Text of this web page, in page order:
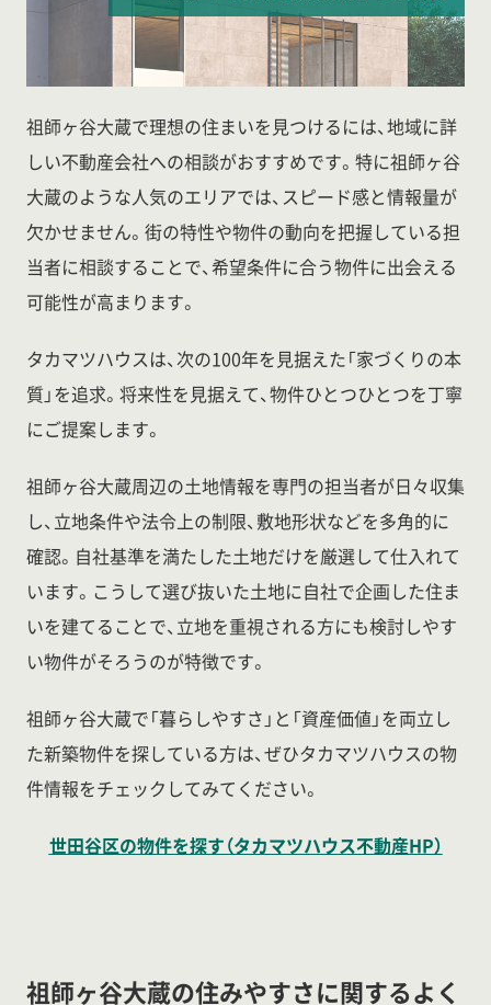
祖師ヶ谷大蔵で理想の住まいを見つけるには、地域に詳
しい不動産会社への相談がおすすめです。特に祖師ヶ谷
大蔵のような人気のエリアでは、スピード感と情報量が
欠かせません。街の特性や物件の動向を把握している担
当者に相談することで、希望条件に合う物件に出会える
可能性が高まります。
タカマツハウスは、次の100年を見据えた「家づくりの本
質」を追求。将来性を見据えて、物件ひとつひとつを丁寧
にご提案します。
祖師ヶ谷大蔵周辺の土地情報を専門の担当者が日々収集
し、立地条件や法令上の制限、敷地形状などを多角的に
確認。自社基準を満たした土地だけを厳選して仕入れて
います。こうして選び抜いた土地に自社で企画した住ま
いを建てることで、立地を重視される方にも検討しやす
い物件がそろうのが特徴です。
祖師ヶ谷大蔵で「暮らしやすさ」と「資産価値」を両立し
た新築物件を探している方は、ぜひタカマツハウスの物
件情報をチェックしてみてください。
世田谷区の物件を探す（タカマツハウス不動産HP）
祖師ヶ谷大蔵の住みやすさに関するよく